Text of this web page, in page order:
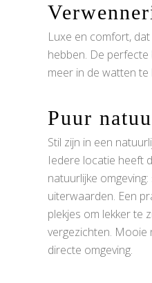
Luxe en comfort,
hebben. De
meer in de watten te
Puur
Stil zijn in een
Iedere locatie heeft
natuurlijke
uiterwaarden. Een
plekjes om lekker te
vergezichten. Mooie
directe omgeving.